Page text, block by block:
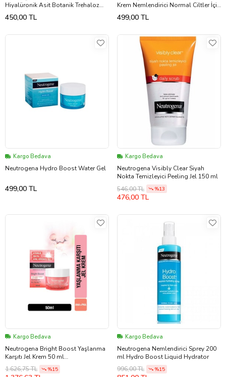
Hiyalüronik Asit Botanik Trehaloz
Gece Kremi 3574661401089
450,00 TL
Krem Nemlendirici Normal Ciltler İçin
Krem 50 ml 89765423658
499,00 TL
Kargo Bedava
Neutrogena Hydro Boost Water Gel
499,00 TL
Kargo Bedava
Neutrogena Visibly Clear Siyah
Nokta Temizleyici Peeling Jel 150 ml
546,00 TL
%13
476,00 TL
Kargo Bedava
Neutrogena Bright Boost Yaşlanma
Karşıtı Jel Krem 50 ml
3574661591551
1.626,75 TL %15
Kargo Bedava
Neutrogena Nemlendirici Sprey 200
ml Hydro Boost Liquid Hydrator
996,00 TL
%15